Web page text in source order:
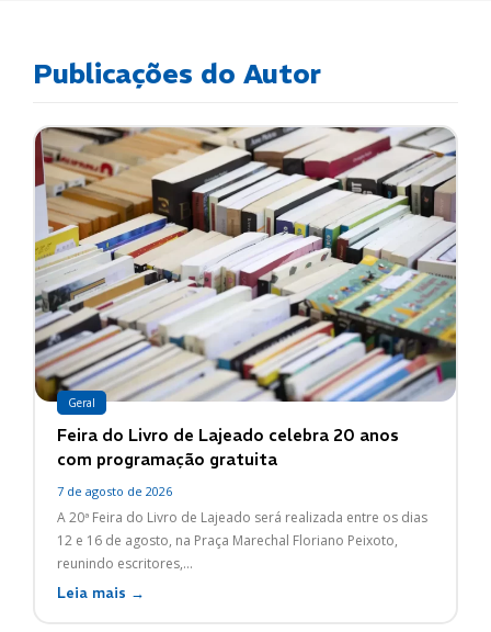
Publicações do Autor
Geral
Feira do Livro de Lajeado celebra 20 anos
com programação gratuita
7 de agosto de 2026
A 20ª Feira do Livro de Lajeado será realizada entre os dias
12 e 16 de agosto, na Praça Marechal Floriano Peixoto,
reunindo escritores,...
Leia mais →